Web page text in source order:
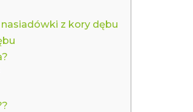
z kory dębu